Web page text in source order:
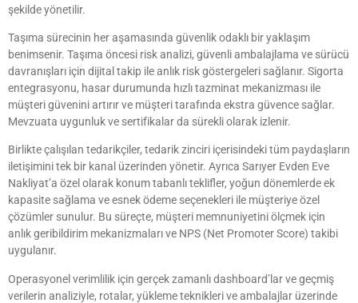
şekilde yönetilir.
Taşıma sürecinin her aşamasında güvenlik odaklı bir yaklaşım
benimsenir. Taşıma öncesi risk analizi, güvenli ambalajlama ve sürücü
davranışları için dijital takip ile anlık risk göstergeleri sağlanır. Sigorta
entegrasyonu, hasar durumunda hızlı tazminat mekanizması ile
müşteri güvenini artırır ve müşteri tarafında ekstra güvence sağlar.
Mevzuata uygunluk ve sertifikalar da sürekli olarak izlenir.
Birlikte çalışılan tedarikçiler, tedarik zinciri içerisindeki tüm paydaşların
iletişimini tek bir kanal üzerinden yönetir. Ayrıca Sarıyer Evden Eve
Nakliyat’a özel olarak konum tabanlı teklifler, yoğun dönemlerde ek
kapasite sağlama ve esnek ödeme seçenekleri ile müşteriye özel
çözümler sunulur. Bu süreçte, müşteri memnuniyetini ölçmek için
anlık geribildirim mekanizmaları ve NPS (Net Promoter Score) takibi
uygulanır.
Operasyonel verimlilik için gerçek zamanlı dashboard’lar ve geçmiş
verilerin analiziyle, rotalar, yükleme teknikleri ve ambalajlar üzerinde